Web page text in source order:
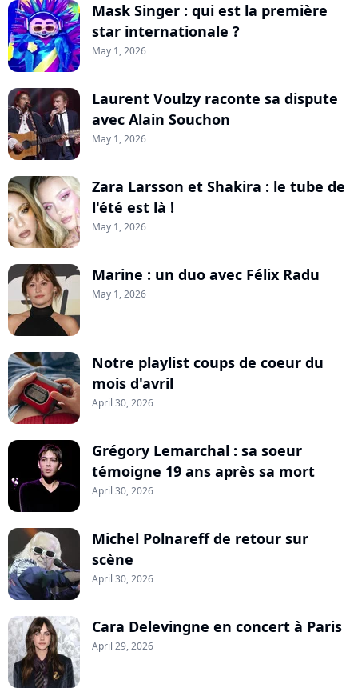
Mask Singer : qui est la première
star internationale ?
May 1, 2026
Laurent Voulzy raconte sa dispute
avec Alain Souchon
May 1, 2026
Zara Larsson et Shakira : le tube de
l'été est là !
May 1, 2026
Marine : un duo avec Félix Radu
May 1, 2026
Notre playlist coups de coeur du
mois d'avril
April 30, 2026
Grégory Lemarchal : sa soeur
témoigne 19 ans après sa mort
April 30, 2026
Michel Polnareff de retour sur
scène
April 30, 2026
Cara Delevingne en concert à Paris
April 29, 2026